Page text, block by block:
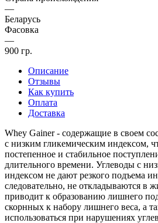
—
Беларусь
Фасовка
—
900 гр.
Описание
Отзывы
Как купить
Оплата
Доставка
Whey Gainer - содержащие в своем
с низким гликемическим индексом,
постепенное и стабильное
длительного времени. Углеводы с
индексом не дают резкого подъема
следовательно, не откладываются в
приводит к образованию лишнего
скорнных к набору лишнего веса, а
использоваться при нарушениях